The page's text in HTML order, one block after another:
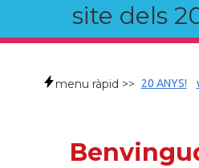
site dels
menu ràpid >> 20 ANYS!